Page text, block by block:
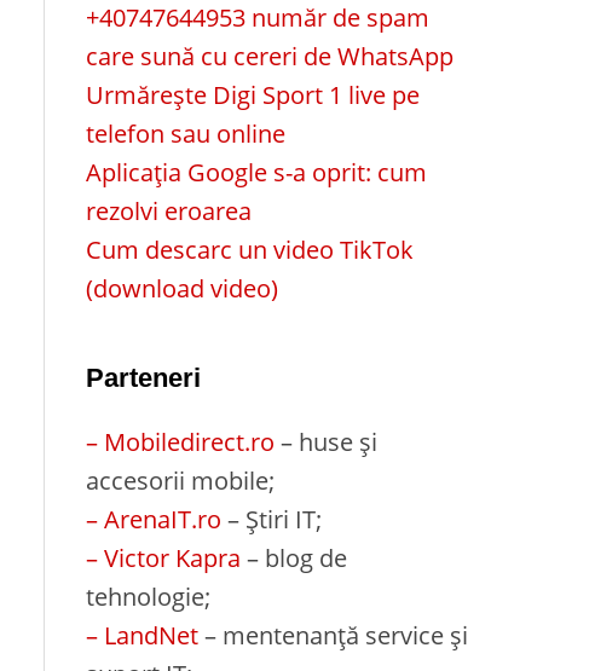
+40747644953 număr de spam
care sună cu cereri de WhatsApp
Urmărește Digi Sport 1 live pe
telefon sau online
Aplicația Google s-a oprit: cum
rezolvi eroarea
Cum descarc un video TikTok
(download video)
Parteneri
– Mobiledirect.ro – huse și
accesorii mobile;
– ArenaIT.ro – Știri IT;
– Victor Kapra – blog de
tehnologie;
– LandNet– mentenanță service și